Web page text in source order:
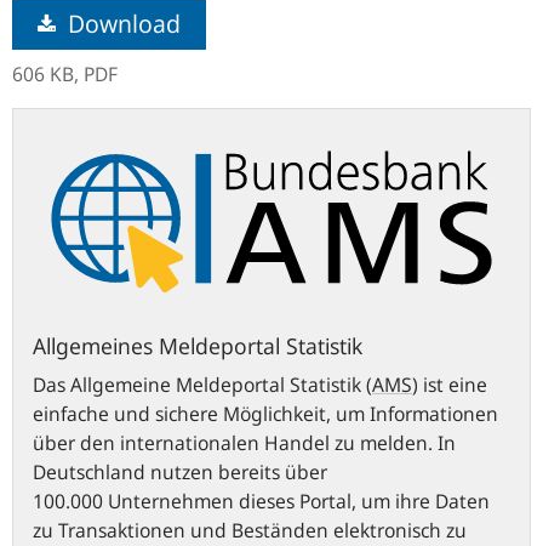
Download
606 KB, PDF
Allgemeines Meldeportal Statistik
Das Allgemeine Meldeportal Statistik(AMS) ist eine
einfache und sichere Möglichkeit, um Informationen
über den internationalen Handel zu melden. In
Deutschland nutzen bereits über
100.000 Unternehmen dieses Portal, um ihre Daten
zu Transaktionen und Beständen elektronisch zu
Meldeportal
Statistik